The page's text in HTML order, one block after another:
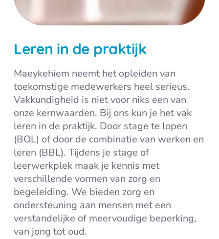
Leren in de praktijk
Maeykehiem neemt het opleiden van
toekomstige medewerkers heel serieus.
Vakkundigheid is niet voor niks een van
onze kernwaarden. Bij ons kun je het vak
leren in de praktijk. Door stage te lopen
(BOL) of door de combinatie van werken en
leren (BBL). Tijdens je stage of
leerwerkplek maak je kennis met
verschillende vormen van zorg en
begeleiding. We bieden zorg en
ondersteuning aan mensen met een
verstandelijke of meervoudige beperking,
van jong tot oud.